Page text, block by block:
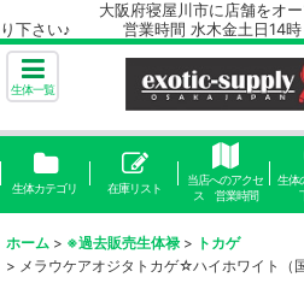
大阪府寝屋川市に店舗をオープン
り下さい♪ 営業時間 水木金土日14時
生体一覧
生体カテゴリ 在庫リスト
当店へのアクセ
ス 営業時間
生体
ホーム > ※過去販売生体禄 > トカゲ
> メラウケアオジタトカゲ☆ハイホワイト（